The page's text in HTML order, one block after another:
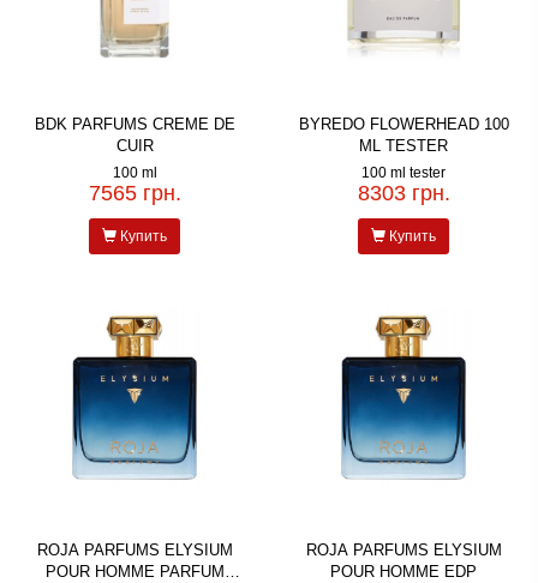
BDK PARFUMS CREME DE
CUIR
100 ml
7565 грн.
Купить
BYREDO FLOWERHEAD 100
ML TESTER
100 ml tester
8303 грн.
Купить
ROJA PARFUMS ELYSIUM
POUR HOMME PARFUM
ROJA PARFUMS ELYSIUM
POUR HOMME EDP